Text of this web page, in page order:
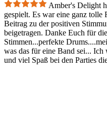
Amber's Delight
gespielt. Es war eine ganz tolle
Beitrag zu der positiven
beigetragen. Danke Euch für
Stimmen...perfekte
was das für eine Band sei...
und viel Spaß bei den Parties